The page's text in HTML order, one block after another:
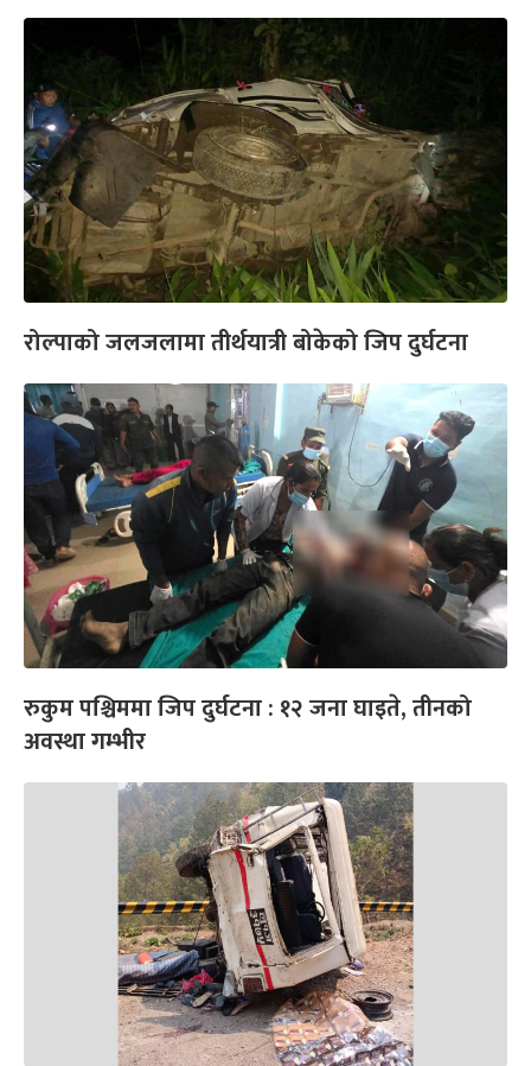
रोल्पाको जलजलामा तीर्थयात्री बोकेको जिप दुर्घटना
रुकुम पश्चिममा जिप दुर्घटना : १२ जना घाइते, तीनको
अवस्था गम्भीर